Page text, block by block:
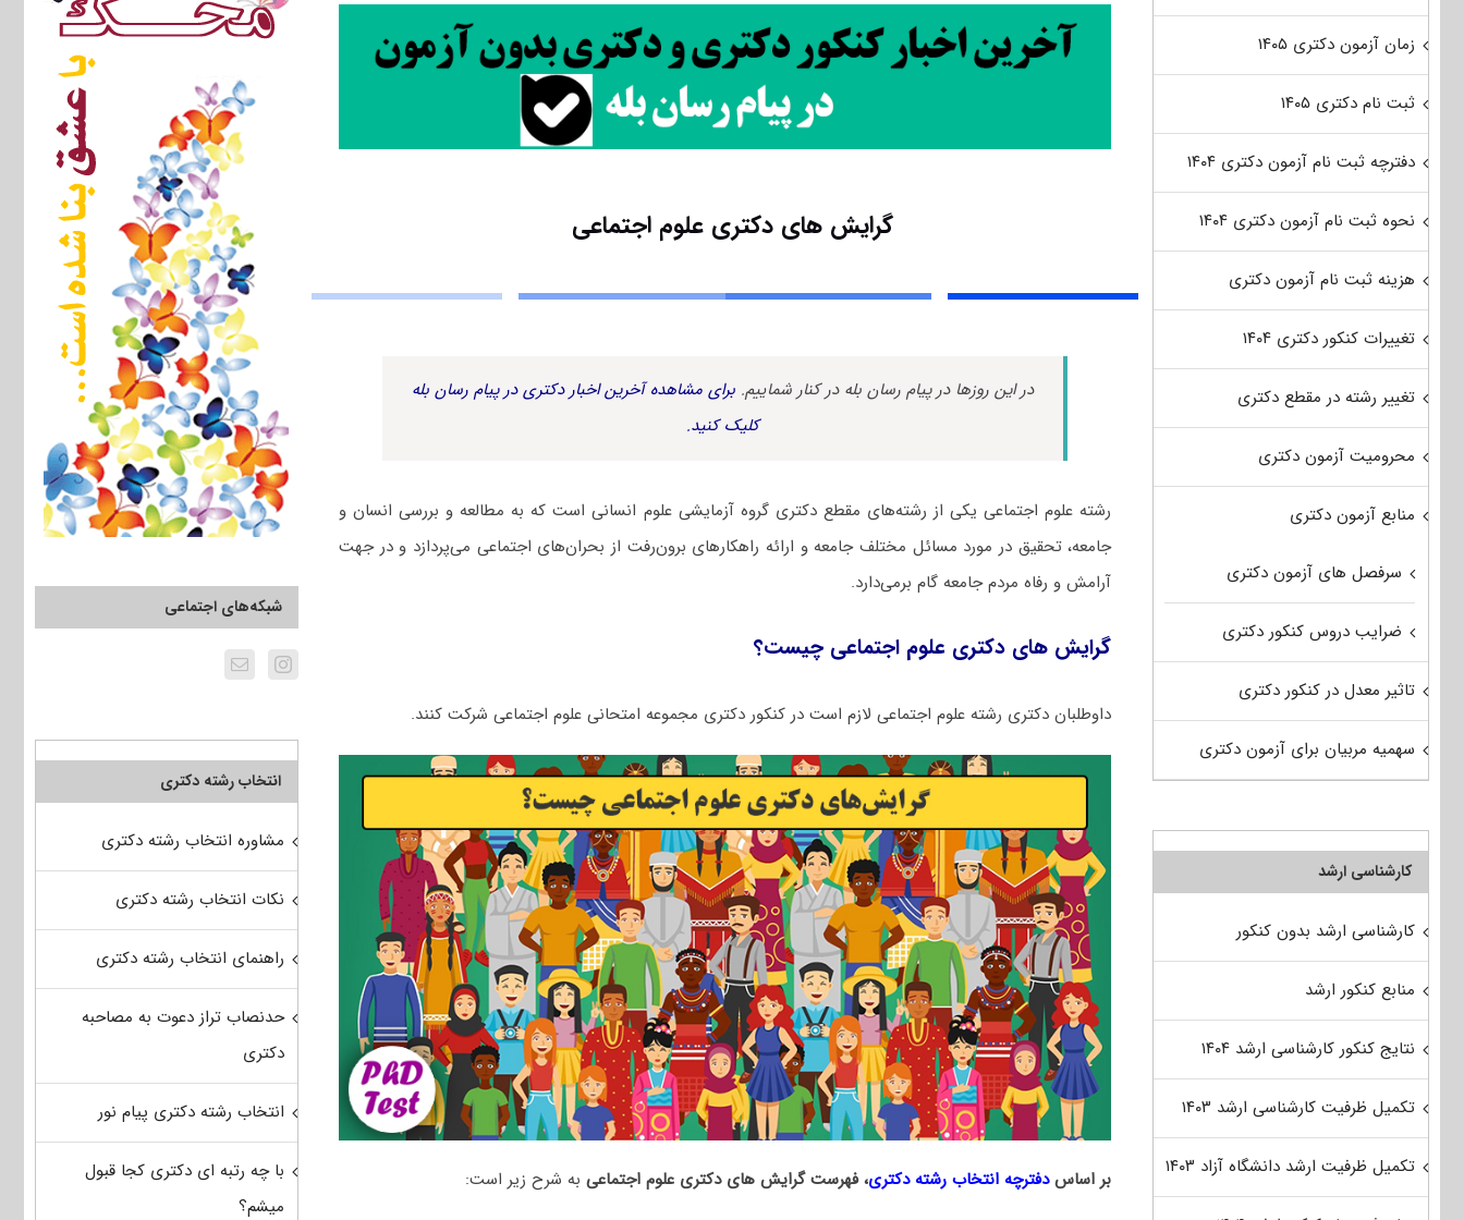
گرایش های دکتری ﻋﻠﻮم اﺟﺘﻤﺎعی
در این روزها در پیام رسان بله در کنار شماییم. برای مشاهده آخرین اخبار دکتری در پیام رسان بله
کلیک کنید.
رشته علوم اجتماعی یکی از رشته‌های مقطع دکتری گروه آزمایشی علوم انسانی است که به مطالعه و بررسی انسان و
جامعه، تحقیق در مورد مسائل مختلف جامعه و ارائه راهکارهای برون‌رفت از بحران‌های اجتماعی می‌پردازد و در جهت
آرامش و رفاه مردم جامعه گام برمی‌دارد.
گرایش های دکتری ﻋﻠﻮم اﺟﺘﻤﺎعی چیست؟
داوطلبان دکتری رشته ﻋﻠﻮم اﺟﺘﻤﺎعی لازم است در کنکور دکتری مجموعه امتحانی ﻋﻠﻮم اﺟﺘﻤﺎعی شرکت کنند.
بر اساسدفترچه انتخاب رشته دکتری، فهرست گرایش های دکتری ﻋﻠﻮم اﺟﺘﻤﺎعی به شرح زیر است:
شبکه‌های اجتماعی
انتخاب رشته دکتری
مشاوره انتخاب رشته دکتری
نکات انتخاب رشته دکتری
راهنمای انتخاب رشته دکتری
حدنصاب تراز دعوت به مصاحبه
دکتری
انتخاب رشته دکتری پیام نور
با چه رتبه ای دکتری کجا قبول
میشم؟
زمان آزمون دکتری ۱۴۰۵
ثبت نام دکتری ۱۴۰۵
دفترچه ثبت نام آزمون دکتری ۱۴۰۴
نحوه ثبت نام آزمون دکتری ۱۴۰۴
هزینه ثبت نام آزمون دکتری
تغییرات کنکور دکتری ۱۴۰۴
تغییر رشته در مقطع دکتری
محرومیت آزمون دکتری
منابع آزمون دکتری
سرفصل های آزمون دکتری
ضرایب دروس کنکور دکتری
تاثیر معدل در کنکور دکتری
سهمیه مربیان برای آزمون دکتری
کارشناسی ارشد
کارشناسی ارشد بدون کنکور
منابع کنکور ارشد
نتایج کنکور کارشناسی ارشد ۱۴۰۴
تکمیل ظرفیت کارشناسی ارشد ۱۴۰۳
تکمیل ظرفیت ارشد دانشگاه آزاد ۱۴۰۳